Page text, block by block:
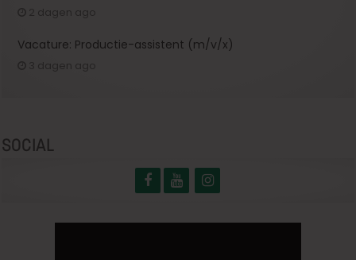
2 dagen ago
Vacature: Productie-assistent (m/v/x)
3 dagen ago
SOCIAL